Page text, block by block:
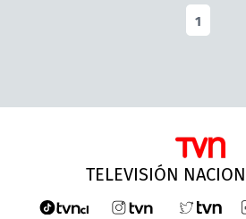
1
TELEVISIÓN